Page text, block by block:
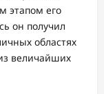
этапом его
он получил
областях
величайших